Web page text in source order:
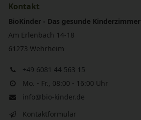
Kontakt
BioKinder - Das gesunde Kinderzimmer
Am Erlenbach 14-18
61273 Wehrheim
+49 6081 44 563 15
Mo. - Fr., 08:00 - 16:00 Uhr
info@bio-kinder.de
Kontaktformular